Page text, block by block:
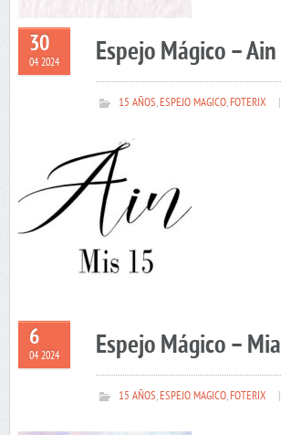
30
04 2024 Espejo Mágico – Ain
15 AÑOS,ESPEJO MAGICO,FOTERIX
6
04 2024 Espejo Mágico – Mia
15 AÑOS,ESPEJO MAGICO,FOTERIX